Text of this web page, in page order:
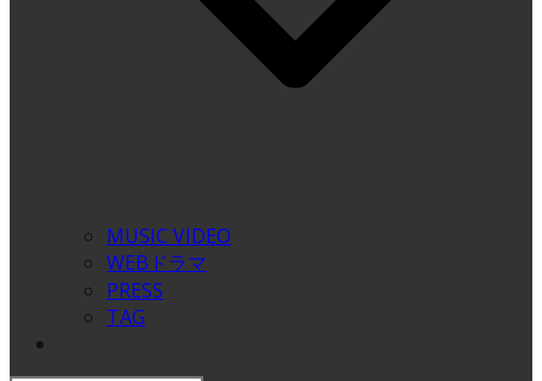
MUSIC VIDEO
WEBドラマ
PRESS
TAG